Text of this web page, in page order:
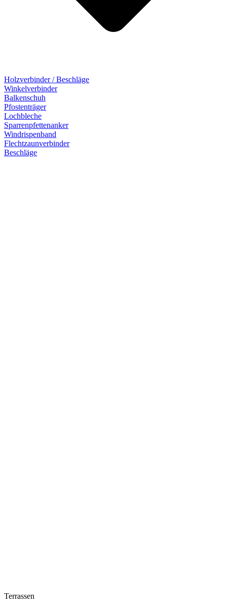
Holzverbinder / Beschläge
Winkelverbinder
Balkenschuh
Pfostenträger
Lochbleche
Sparrenpfettenanker
Windrispenband
Flechtzaunverbinder
Beschläge
Terrassen